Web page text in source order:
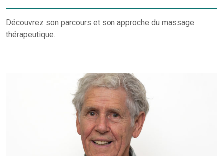
Découvrez son parcours et son approche du massage
thérapeutique.